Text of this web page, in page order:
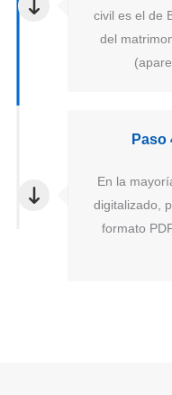
civil es el de
del
Paso
En la
digitalizado,
formato